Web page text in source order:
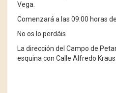
Vega.
Comenzará a las 09:00 horas
No os lo perdáis.
La dirección del Campo de
esquina con Calle Alfredo